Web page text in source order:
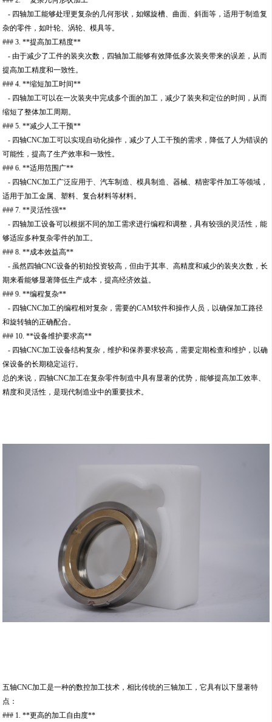
- 四轴加工能够处理更复杂的几何形状，如螺旋槽、曲面、斜面等，适用于制造复
杂的零件，如叶轮、涡轮、模具等。
### 3. **提高加工精度**
- 由于减少了工件的装夹次数，四轴加工能够有效降低多次装夹带来的误差，从而
提高加工精度和一致性。
### 4. **缩短加工时间**
- 四轴加工可以在一次装夹中完成多个面的加工，减少了装夹和定位的时间，从而
缩短了整体加工周期。
### 5. **减少人工干预**
- 四轴CNC加工可以实现自动化操作，减少了人工干预的需求，降低了人为错误的
可能性，提高了生产效率和一致性。
### 6. **适用范围广**
- 四轴CNC加工广泛应用于、汽车制造、模具制造、器械、精密零件加工等领域，
适用于加工金属、塑料、复合材料等材料。
### 7. **灵活性强**
- 四轴加工设备可以根据不同的加工需求进行编程和调整，具有较强的灵活性，能
够适应多种复杂零件的加工。
### 8. **成本效益高**
- 虽然四轴CNC设备的初始投资较高，但由于其率、高精度和减少的装夹次数，长
期来看能够显著降低生产成本，提高经济效益。
### 9. **编程复杂**
- 四轴CNC加工的编程相对复杂，需要的CAM软件和操作人员，以确保加工路径
和旋转轴的正确配合。
### 10. **设备维护要求高**
- 四轴CNC加工设备结构复杂，维护和保养要求较高，需要定期检查和维护，以确
保设备的长期稳定运行。
总的来说，四轴CNC加工在复杂零件制造中具有显著的优势，能够提高加工效率、
精度和灵活性，是现代制造业中的重要技术。
五轴CNC加工是一种的数控加工技术，相比传统的三轴加工，它具有以下显著特
点：
### 1. **更高的加工自由度**